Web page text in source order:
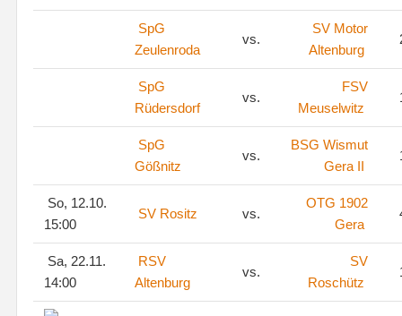
SpG
Zeulenroda
vs.
SV Motor
Altenburg
SpG
Rüdersdorf
vs.
FSV
Meuselwitz
SpG
Gößnitz
vs.
BSG Wismut
Gera II
So, 12.10.
15:00
SV Rositz vs.
OTG 1902
Gera
Sa, 22.11.
14:00
RSV
Altenburg
vs.
SV
Roschütz